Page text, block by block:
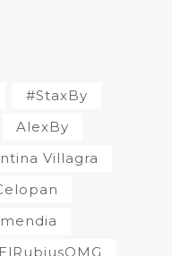
#StaxBy
AlexBy
Villagra
ElRubiusOMG